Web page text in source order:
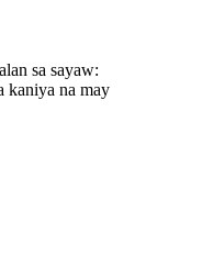
sa sayaw:
kaniya na may